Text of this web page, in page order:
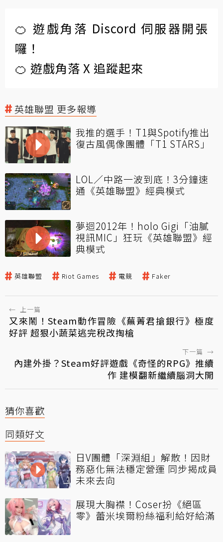
🍊 遊戲角落 Discord 伺服器開張
囉！
🍊 遊戲角落 X 追蹤起來
英雄聯盟 更多報導
我推的選手！T1與Spotify推出
復古風偶像團體「T1 STARS」
LOL／中路一波到底！3分鐘速
通《英雄聯盟》經典模式
夢迴2012年！holo Gigi「油膩
視訊MIC」狂玩《英雄聯盟》經
典模式
英雄聯盟 Riot Games 電競 Faker
← 上一篇
又來鬧！Steam動作冒險《蕪菁君搶銀行》極度
好評 超狠小蔬菜逃完稅改掏槍
下一篇 →
內建外掛？Steam好評遊戲《奇怪的RPG》推續
作 建模翻新繼續腦洞大開
猜你喜歡
同類好文
日V團體「深淵組」解散！因財
務惡化無法穩定營運 同步揭成員
未來去向
展現大胸襟！Coser扮《絕區
零》蕾米埃爾粉絲福利給好給滿